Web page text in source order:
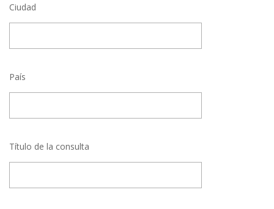
Ciudad
País
Título de la consulta